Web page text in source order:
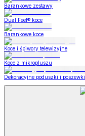
Barankowe zestawy
Dual Feel® koce
Barankowe koce
Koce i śpiwory telewizyjne
Koce z mikropluszu
Dekoracyjne poduszki i poszewki